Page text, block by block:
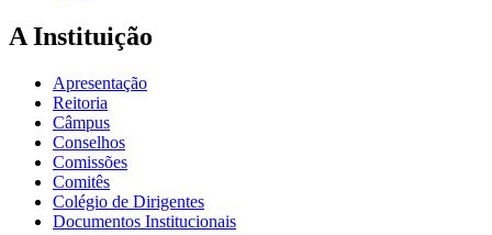
A Instituição
Apresentação
Reitoria
Câmpus
Conselhos
Comissões
Comitês
Colégio de Dirigentes
Documentos Institucionais